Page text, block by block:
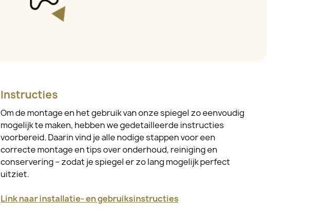
Instructies
Om de montage en het gebruik van onze spiegel zo eenvoudig
mogelijk te maken, hebben we gedetailleerde instructies
voorbereid. Daarin vind je alle nodige stappen voor een
correcte montage en tips over onderhoud, reiniging en
conservering – zodat je spiegel er zo lang mogelijk perfect
uitziet.
Link naar installatie- en gebruiksinstructies